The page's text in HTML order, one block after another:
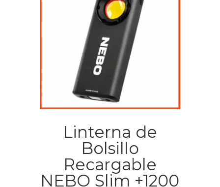
Linterna de
Bolsillo
Recargable
NEBO Slim +1200